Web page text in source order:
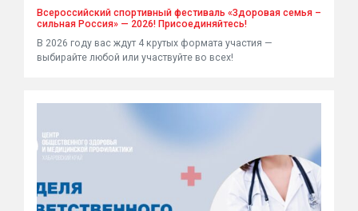
Всероссийский спортивный фестиваль «Здоровая семья –
сильная Россия» — 2026! Присоединяйтесь!
В 2026 году вас ждут 4 крутых формата участия —
выбирайте любой или участвуйте во всех!